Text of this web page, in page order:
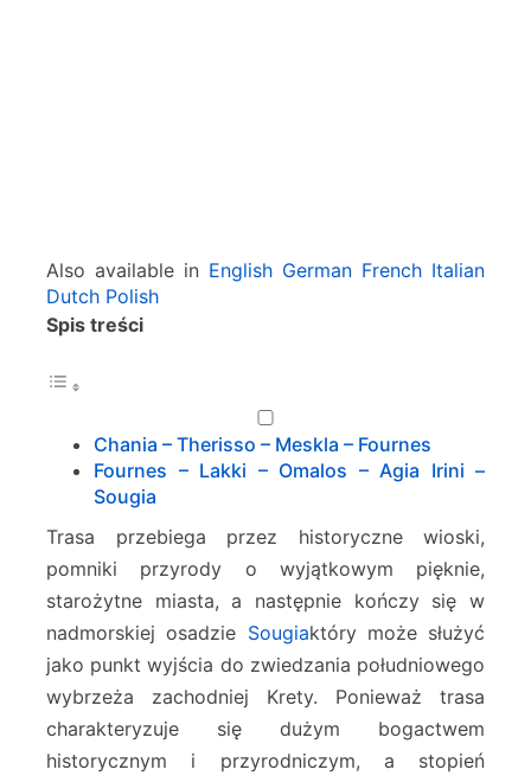
o
l
o
o
g
a
Also available in English German French Italian
Dutch Polish
Spis treści
Chania – Therisso – Meskla – Fournes
Fournes – Lakki – Omalos – Agia Irini –
Sougia
Trasa przebiega przez historyczne wioski,
pomniki przyrody o wyjątkowym pięknie,
starożytne miasta, a następnie kończy się w
nadmorskiej osadzie Sougiaktóry może służyć
jako punkt wyjścia do zwiedzania południowego
wybrzeża zachodniej Krety. Ponieważ trasa
charakteryzuje się dużym bogactwem
historycznym i przyrodniczym, a stopień